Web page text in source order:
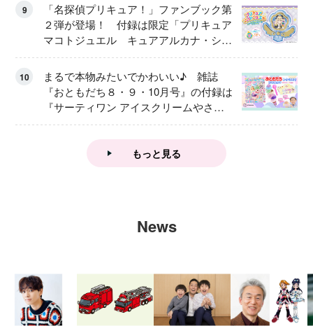
9
「名探偵プリキュア！」ファンブック第
２弾が登場！ 付録は限定「プリキュア
マコトジュエル キュアアルカナ・シャ
ドウ アイスver.」 キュアエクレールを
大特集！
10
まるで本物みたいでかわいい♪ 雑誌
『おともだち８・９・10月号』の付録は
『サーティワン アイスクリームやさ
ん』
もっと見る
News